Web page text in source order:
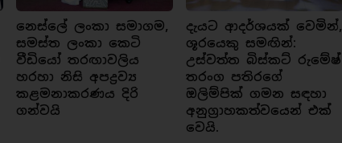
නෙස්ලේ ලංකා සමාගම,
සමස්ත ලංකා කෙටි
වීඩියෝ තරඟාවලිය
හරහා නිසි අපද්‍රව්‍ය
කළමනාකරණය දිරි
ගන්වයි
දැයට ආදර්ශයක් වෙමින්,
ශූරයෙකු සමඟින්:
උස්වත්ත බිස්කට් රුමේෂ්
තරංග පතිරගේ
ඔලිම්පික් ගමන සඳහා
අනුග්‍රාහකත්වයෙන් එක්
වෙයි.